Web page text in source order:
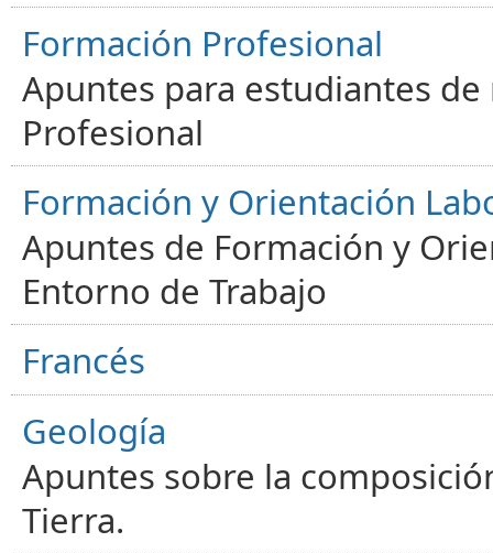
Formación Profesional
Apuntes para estudiantes
Profesional
Formación y Orientación
Apuntes de Formación y
Entorno de Trabajo
Francés
Geología
Apuntes sobre la
Tierra.